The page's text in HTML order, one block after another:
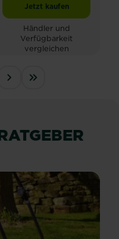
Konzentrat
Jetzt kaufen
Roundup®
Händler und
Verfügbarkeit
vergleichen
disabled